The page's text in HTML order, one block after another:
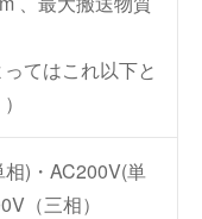
ってはこれ以下と
)・AC200V(単
（三相）